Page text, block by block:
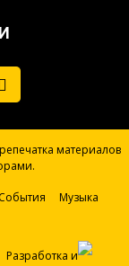
материалов
События
Музыка
Разработка и